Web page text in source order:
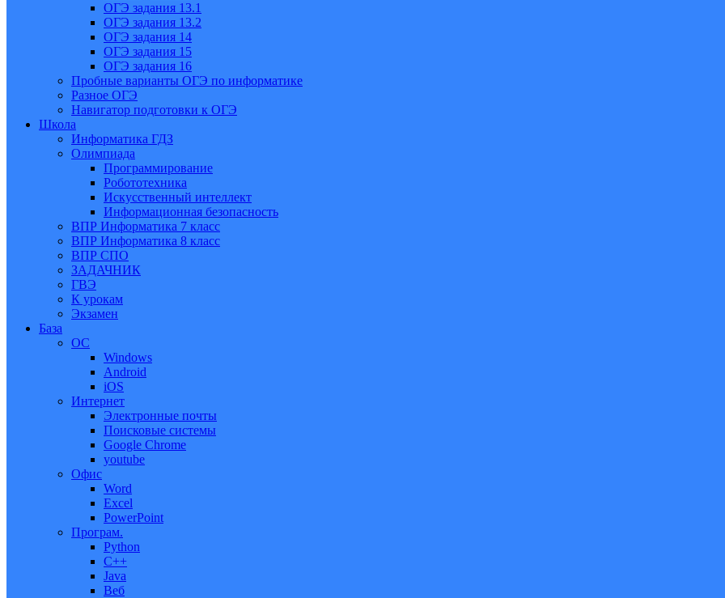
ОГЭ задания 13.1
ОГЭ задания 13.2
ОГЭ задания 14
ОГЭ задания 15
ОГЭ задания 16
Пробные варианты ОГЭ по информатике
Разное ОГЭ
Навигатор подготовки к ОГЭ
Школа
Информатика ГДЗ
Олимпиада
Программирование
Робототехника
Искусственный интеллект
Информационная безопасность
ВПР Информатика 7 класс
ВПР Информатика 8 класс
ВПР СПО
ЗАДАЧНИК
ГВЭ
К урокам
Экзамен
База
ОС
Windows
Android
iOS
Интернет
Электронные почты
Поисковые системы
Google Chrome
youtube
Офис
Word
Excel
PowerPoint
Програм.
Python
C++
Java
Веб